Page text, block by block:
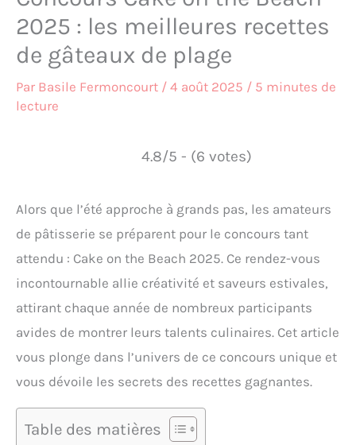
2025 : les meilleures recettes
de gâteaux de plage
Par Basile Fermoncourt / 4 août 2025 / 5 minutes de
lecture
4.8/5 - (6 votes)
Alors que l’été approche à grands pas, les amateurs
de pâtisserie se préparent pour le concours tant
attendu : Cake on the Beach 2025. Ce rendez-vous
incontournable allie créativité et saveurs estivales,
attirant chaque année de nombreux participants
avides de montrer leurs talents culinaires. Cet article
vous plonge dans l’univers de ce concours unique et
vous dévoile les secrets des recettes gagnantes.
Table des matières